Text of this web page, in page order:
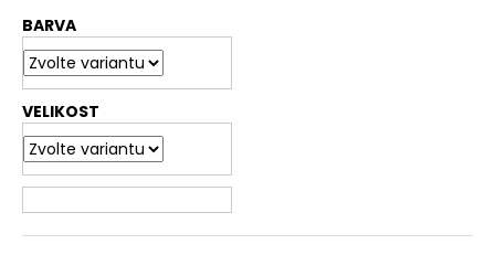
BARVA
VELIKOST
o
p
o
r
u
č
u
j
e
m